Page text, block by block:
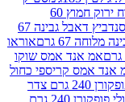
מסטיק מנטוס תפוח ירוק חמוץ 60
ריצ סנדביץ דאבל גבינה 67
אוראו
אמס שוקו
כחול
פופקורן 240 גרם צדר
פופפולי פופקורן 240 גרם